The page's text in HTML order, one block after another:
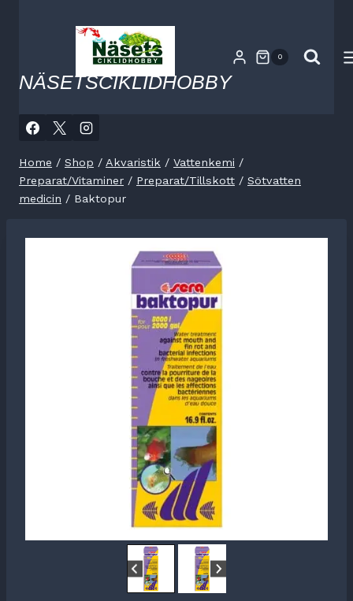
NÄSETSCIKLIDHOBBY
0
Home / Shop / Akvaristik / Vattenkemi /
Preparat/Vitaminer / Preparat/Tillskott / Sötvatten
medicin / Baktopur